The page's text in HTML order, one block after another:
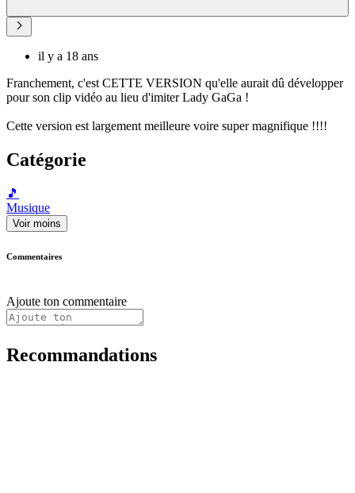
il y a 18 ans
Franchement, c'est CETTE VERSION qu'elle aurait dû développer
pour son clip vidéo au lieu d'imiter Lady GaGa !
Cette version est largement meilleure voire super magnifique !!!!
Catégorie
🎵
Musique
Voir moins
Commentaires
Ajoute ton commentaire
Recommandations